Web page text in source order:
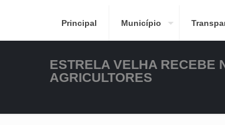
Principal Município
ESTRELA VELHA RECEBE
AGRICULTORES